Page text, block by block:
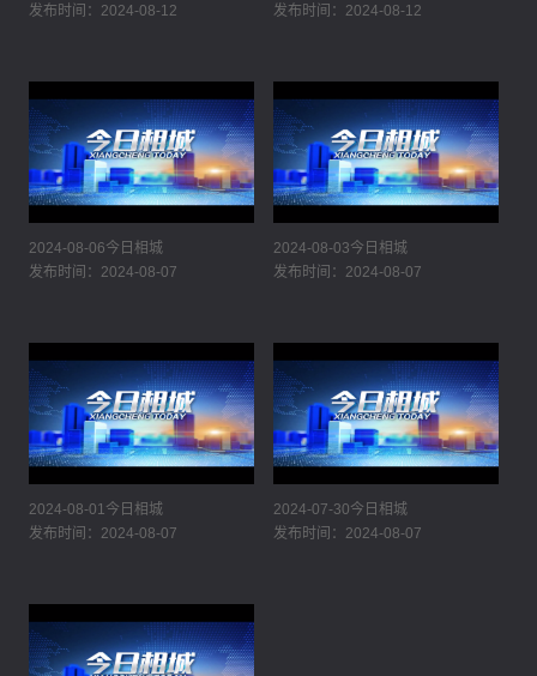
发布时间：2024-08-12
发布时间：2024-08-12
2024-08-06今日相城
发布时间：2024-08-07
2024-08-03今日相城
发布时间：2024-08-07
2024-08-01今日相城
发布时间：2024-08-07
2024-07-30今日相城
发布时间：2024-08-07